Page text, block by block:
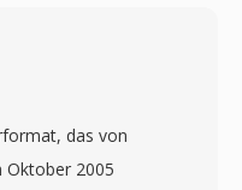
das von
Oktober 2005